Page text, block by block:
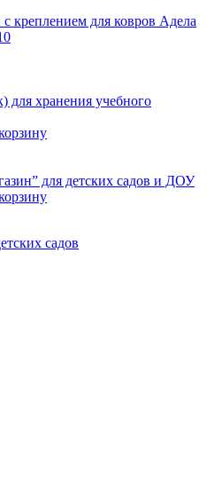
креплением для ковров Адела
для хранения учебного
для детских садов и ДОУ
садов